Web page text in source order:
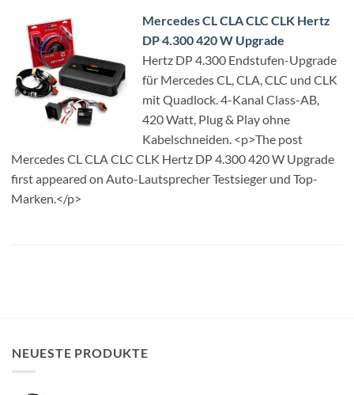
Mercedes CL CLA CLC CLK Hertz
DP 4.300 420 W Upgrade
Hertz DP 4.300 Endstufen-Upgrade
für Mercedes CL, CLA, CLC und CLK
mit Quadlock. 4-Kanal Class-AB,
420 Watt, Plug & Play ohne
Kabelschneiden. <p>The post
Mercedes CL CLA CLC CLK Hertz DP 4.300 420 W Upgrade
first appeared on Auto-Lautsprecher Testsieger und Top-
Marken.</p>
NEUESTE PRODUKTE